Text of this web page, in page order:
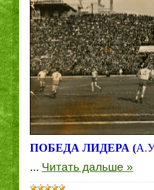
ПОБЕДА ЛИДЕРА (
... Читать дальше »